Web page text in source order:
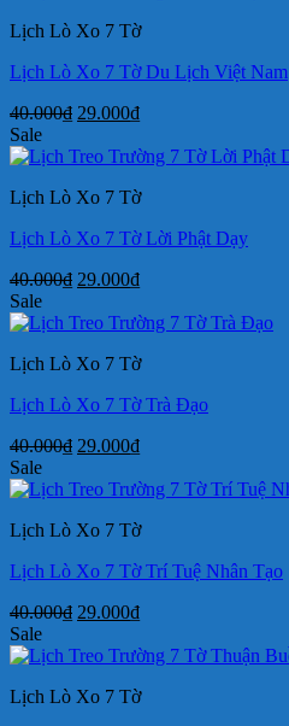
29.000₫.
Lịch Lò Xo 7 Tờ
Lịch Lò Xo 7 Tờ Du Lịch Việt Nam
40.000₫ Giá
là:
29.000₫Giá
tại
29.000₫.
Sale
Lịch Lò Xo 7 Tờ
Lịch Lò Xo 7 Tờ Lời Phật Dạy
40.000₫ Giá
là:
29.000₫Giá
tại
29.000₫.
Sale
Lịch Lò Xo 7 Tờ
Lịch Lò Xo 7 Tờ Trà Đạo
40.000₫ Giá
là:
29.000₫Giá
tại
29.000₫.
Sale
Lịch Lò Xo 7 Tờ
Lịch Lò Xo 7 Tờ Trí Tuệ Nhân Tạo
40.000₫ Giá
là:
29.000₫Giá
tại
29.000₫.
Sale
Lịch Lò Xo 7 Tờ